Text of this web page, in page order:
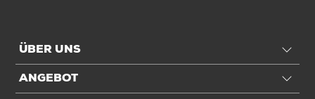
ÜBER UNS
ANGEBOT